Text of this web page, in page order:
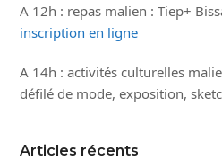
A 12h : repas malien : Tiep+
inscription en ligne
A 14h : activités culturelles
défilé de mode, exposition,
Articles récents